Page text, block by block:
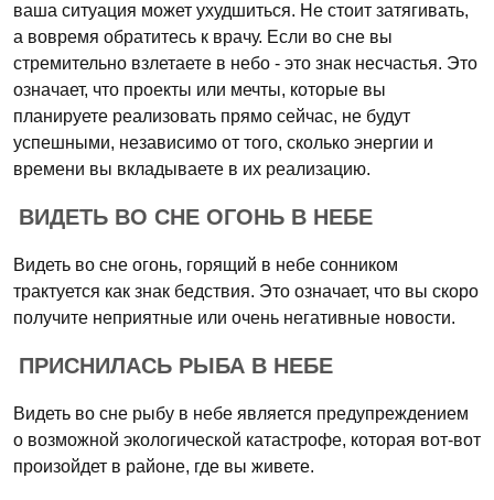
ваша ситуация может ухудшиться. Не стоит затягивать,
а вовремя обратитесь к врачу. Если во сне вы
стремительно взлетаете в небо - это знак несчастья. Это
означает, что проекты или мечты, которые вы
планируете реализовать прямо сейчас, не будут
успешными, независимо от того, сколько энергии и
времени вы вкладываете в их реализацию.
ВИДЕТЬ ВО СНЕ ОГОНЬ В НЕБЕ
Видеть во сне огонь, горящий в небе сонником
трактуется как знак бедствия. Это означает, что вы скоро
получите неприятные или очень негативные новости.
ПРИСНИЛАСЬ РЫБА В НЕБЕ
Видеть во сне рыбу в небе является предупреждением
о возможной экологической катастрофе, которая вот-вот
произойдет в районе, где вы живете.